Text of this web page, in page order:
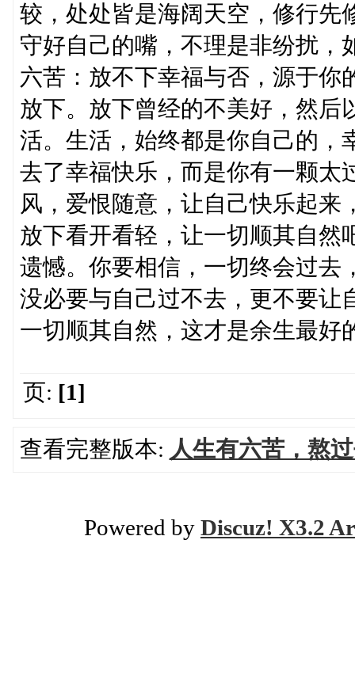
较，处处皆是海阔天空，修行先
守好自己的嘴，不理是非纷扰，
六苦：放不下幸福与否，源于你
放下。放下曾经的不美好，然后
活。生活，始终都是你自己的，
去了幸福快乐，而是你有一颗太
风，爱恨随意，让自己快乐起来
放下看开看轻，让一切顺其自然
遗憾。你要相信，一切终会过去
没必要与自己过不去，更不要让
一切顺其自然，这才是余生最好
页: [1]
查看完整版本: 人生有六苦，熬
Powered by Discuz! X3.2